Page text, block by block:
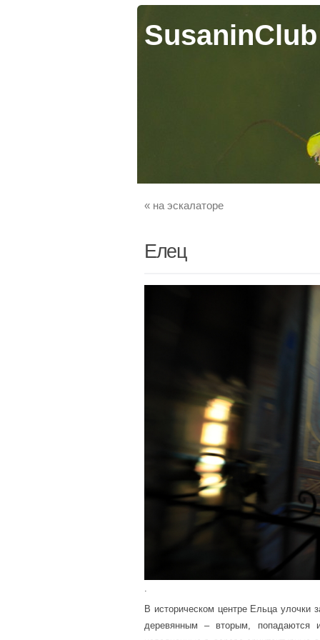
SusaninClub
« на эскалаторе
Елец
В историческом центре Ельца
деревянным – вторым, попадаются